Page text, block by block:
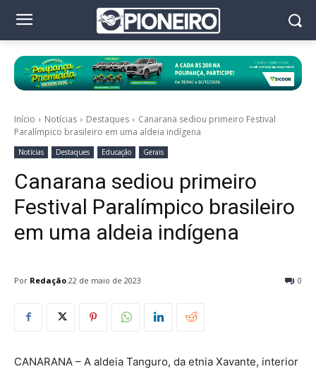
Início Notícias Destaques
Canarana sediou primeiro Festival
Paralímpico brasileiro em uma aldeia indígena
Notícias Destaques Educação Gerais
Canarana sediou primeiro
Festival Paralímpico brasileiro
em uma aldeia indígena
Por Redação 0
22 de maio de 2023
CANARANA – A aldeia Tanguro, da etnia Xavante, interior